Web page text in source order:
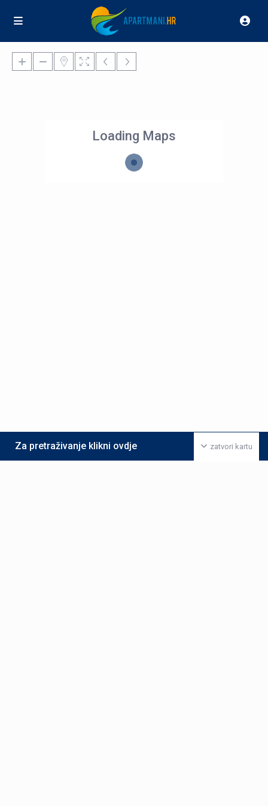
Loading Maps
zatvori kartu
Za pretraživanje klikni ovdje